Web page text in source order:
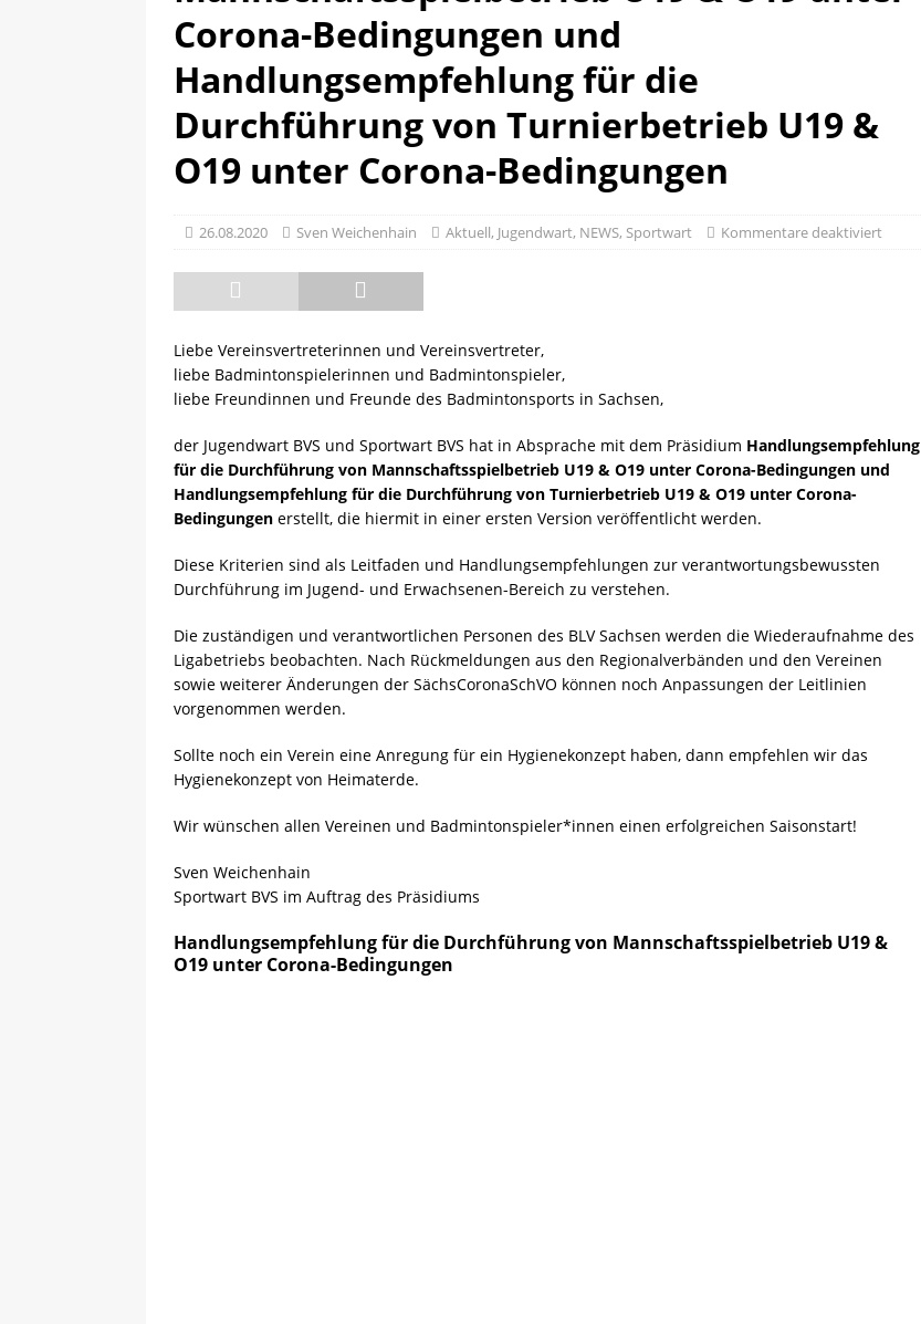
[ 13.05.2025 ] Sächsische Rangliste U09 und U11
Corona-Bedingungen und
Handlungsempfehlung für die
Durchführung von Turnierbetrieb U19 &
O19 unter Corona-Bedingungen
26.08.2020 Sven Weichenhain Aktuell, Jugendwart, NEWS, Sportwart Kommentare deaktiviert
Liebe Vereinsvertreterinnen und Vereinsvertreter,
liebe Badmintonspielerinnen und Badmintonspieler,
liebe Freundinnen und Freunde des Badmintonsports in Sachsen,
der Jugendwart BVS und Sportwart BVS hat in Absprache mit dem Präsidium Handlungsempfehlung
für die Durchführung von Mannschaftsspielbetrieb U19 & O19 unter Corona-Bedingungen und
Handlungsempfehlung für die Durchführung von Turnierbetrieb U19 & O19 unter Corona-
Bedingungen erstellt, die hiermit in einer ersten Version veröffentlicht werden.
Diese Kriterien sind als Leitfaden und Handlungsempfehlungen zur verantwortungsbewussten
Durchführung im Jugend- und Erwachsenen-Bereich zu verstehen.
Die zuständigen und verantwortlichen Personen des BLV Sachsen werden die Wiederaufnahme des
Ligabetriebs beobachten. Nach Rückmeldungen aus den Regionalverbänden und den Vereinen
sowie weiterer Änderungen der SächsCoronaSchVO können noch Anpassungen der Leitlinien
vorgenommen werden.
Sollte noch ein Verein eine Anregung für ein Hygienekonzept haben, dann empfehlen wir das
Hygienekonzept von Heimaterde.
Wir wünschen allen Vereinen und Badmintonspieler*innen einen erfolgreichen Saisonstart!
Sven Weichenhain
Sportwart BVS im Auftrag des Präsidiums
Handlungsempfehlung für die Durchführung von Mannschaftsspielbetrieb U19 &
O19 unter Corona-Bedingungen